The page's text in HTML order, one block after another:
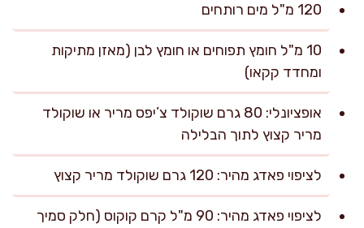
120 מ"ל מים רותחים
10 מ"ל חומץ תפוחים או חומץ לבן (מאזן מתיקות
ומחדד קקאו)
אופציונלי: 80 גרם שוקולד צ’יפס מריר או שוקולד
מריר קצוץ לתוך הבלילה
לציפוי פאדג מהיר: 120 גרם שוקולד מריר קצוץ
לציפוי פאדג מהיר: 90 מ"ל קרם קוקוס (חלק סמיך